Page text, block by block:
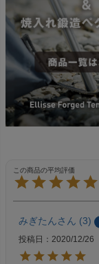
みぎたん 3
投稿日
2020/12/26